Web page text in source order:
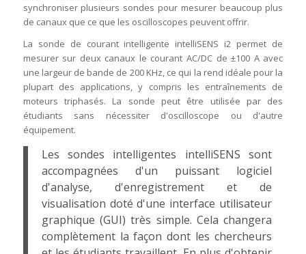
synchroniser plusieurs sondes pour mesurer beaucoup plus
de canaux que ce que les oscilloscopes peuvent offrir.
La sonde de courant intelligente intelliSENS i2 permet de
mesurer sur deux canaux le courant AC/DC de ±100 A avec
une largeur de bande de 200 KHz, ce qui la rend idéale pour la
plupart des applications, y compris les entraînements de
moteurs triphasés. La sonde peut être utilisée par des
étudiants sans nécessiter d'oscilloscope ou d'autre
équipement.
Les sondes intelligentes intelliSENS sont
accompagnées d'un puissant logiciel
d'analyse, d'enregistrement et de
visualisation doté d'une interface utilisateur
graphique (GUI) très simple. Cela changera
complètement la façon dont les chercheurs